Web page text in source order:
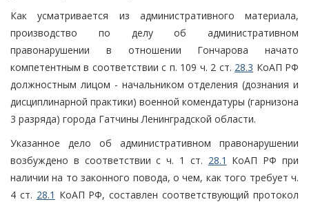
Как усматривается из административного материала,
производство по делу об административном
правонарушении в отношении Гончарова начато
компетентным в соответствии с п. 109 ч. 2 ст. 28.3 КоАП РФ
должностным лицом - начальником отделения (дознания и
дисциплинарной практики) военной комендатуры (гарнизона
3 разряда) города Гатчины Ленинградской области.
Указанное дело об административном правонарушении
возбуждено в соответствии с ч. 1 ст. 28.1 КоАП РФ при
наличии на то законного повода, о чем, как того требует ч.
4 ст. 28.1 КоАП РФ, составлен соответствующий протокол